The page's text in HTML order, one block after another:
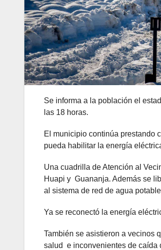
Se informa a la población el
las 18 horas.
El municipio continúa prestando
pueda habilitar la energía
Una cuadrilla de Atención al
Huapi y Guananja. Además se
al sistema de red de agua
Ya se reconectó la energía
También se asistieron a vecinos
salud e inconvenientes de caída